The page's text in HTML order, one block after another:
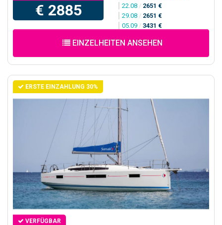
€ 2885
22.08 / 2651 €
29.08 / 2651 €
05.09 / 3431 €
EINZELHEITEN ANSEHEN
ERSTE EINZAHLUNG 30%
VERFÜGBAR